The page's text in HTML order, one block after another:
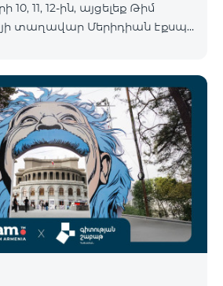
10, 11, 12-ին, այցելեք Թիմ
տաղավար Մերիդիան Էքսպո
մեկին 12 ամիս
և ստացեք
ձեռք բերել AQARA Խելացի Տան
2 դրամով․ AQARA
E1 (Smart Camera E1) AQARA
(Hub M100) Միանալու
պետք է անձնագրով
է միայն